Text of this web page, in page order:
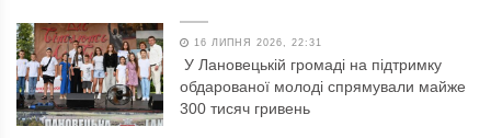
16 ЛИПНЯ 2026, 22:31
У Лановецькій громаді на підтримку
обдарованої молоді спрямували майже
300 тисяч гривень